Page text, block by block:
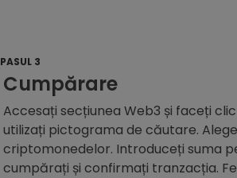
PASUL 3
Cumpărare
Accesați secțiunea Web3 și faceți
utilizați pictograma de căutare.
criptomonedelor. Introduceți suma
cumpărați și confirmați tranzacția.